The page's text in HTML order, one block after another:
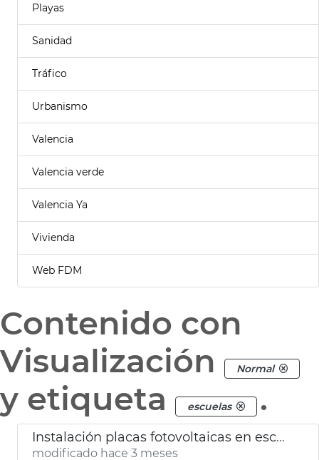
Playas
Sanidad
Tráfico
Urbanismo
Valencia
Valencia verde
Valencia Ya
Vivienda
Web FDM
Contenido con
Visualización
Normal
y etiqueta escuelas .
Instalación placas fotovoltaicas en escuelas infantiles de València
modificado hace 3 meses